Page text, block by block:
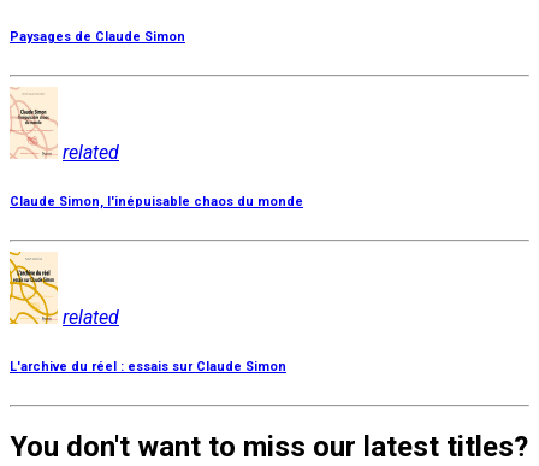
Paysages de Claude Simon
related
Claude Simon, l'inépuisable chaos du monde
related
L'archive du réel : essais sur Claude Simon
You don't want to miss our latest titles?